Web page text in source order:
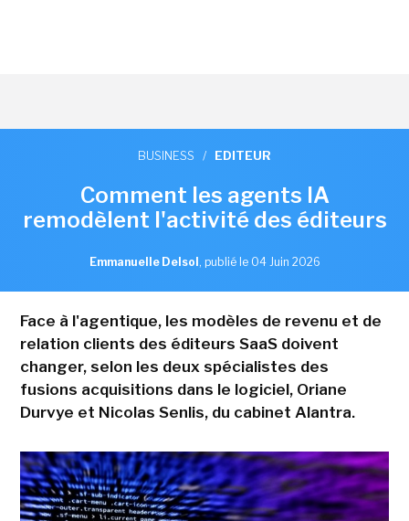
BUSINESS / EDITEUR
Comment les agents IA
remodèlent l'activité des éditeurs
Emmanuelle Delsol , publié le 04 Juin 2026
Face à l'agentique, les modèles de revenu et de
relation clients des éditeurs SaaS doivent
changer, selon les deux spécialistes des
fusions acquisitions dans le logiciel, Oriane
Durvye et Nicolas Senlis, du cabinet Alantra.